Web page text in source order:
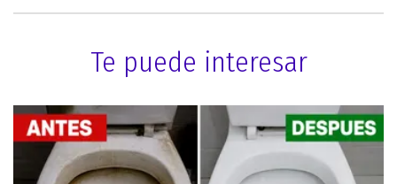
Te puede interesar